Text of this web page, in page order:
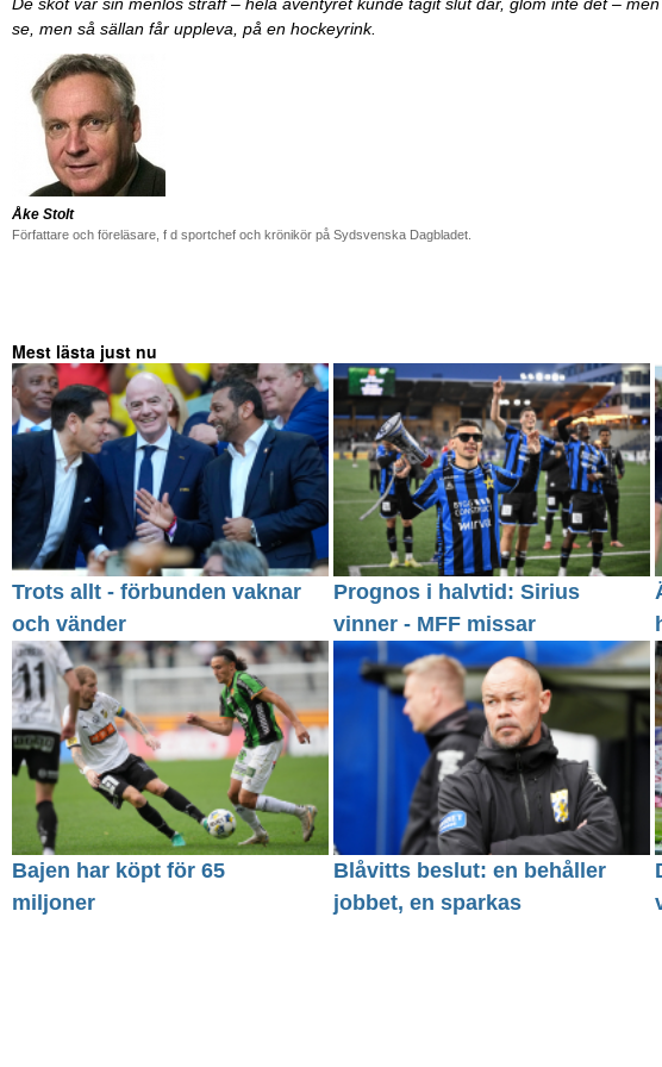
se, men så sällan får uppleva, på en hockeyrink.
Åke Stolt
Författare och föreläsare, f d sportchef och krönikör på Sydsvenska Dagbladet.
Mest lästa just nu
Trots allt - förbunden vaknar
och vänder
Prognos i halvtid: Sirius
vinner - MFF missar
Bajen har köpt för 65
miljoner
Blåvitts beslut: en behåller
jobbet, en sparkas